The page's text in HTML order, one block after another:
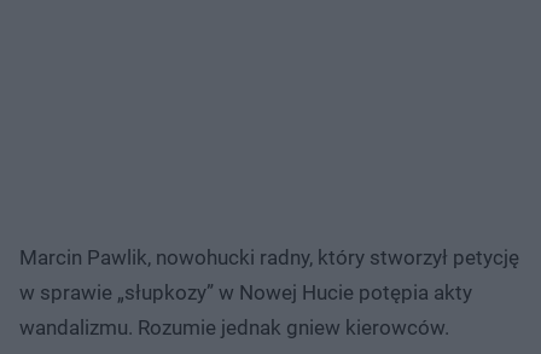
Marcin Pawlik, nowohucki radny, który stworzył petycję
w sprawie „słupkozy” w Nowej Hucie potępia akty
wandalizmu. Rozumie jednak gniew kierowców.